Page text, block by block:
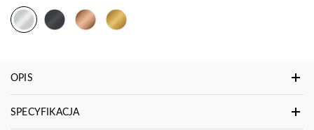
OPIS
SPECYFIKACJA